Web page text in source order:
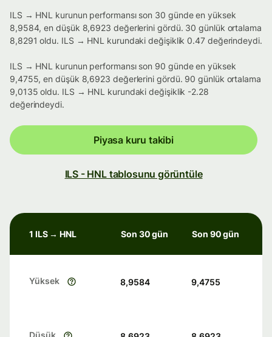
ILS → HNL kurunun performansı son 30 günde en yüksek
8,9584, en düşük 8,6923 değerlerini gördü. 30 günlük ortalama
8,8291 oldu. ILS → HNL kurundaki değişiklik 0.47 değerindeydi.
ILS → HNL kurunun performansı son 90 günde en yüksek
9,4755, en düşük 8,6923 değerlerini gördü. 90 günlük ortalama
9,0135 oldu. ILS → HNL kurundaki değişiklik -2.28
değerindeydi.
Piyasa kuru takibi
ILS - HNL tablosunu görüntüle
1 ILS → HNL Son 30 gün Son 90 gün
Yüksek 8,9584 9,4755